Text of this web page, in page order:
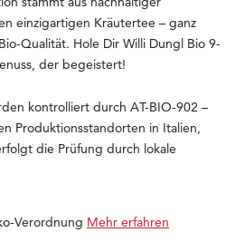
einzigartigen Kräutertee – ganz
Qualität. Hole Dir Willi Dungl Bio 9-
der begeistert!
kontrolliert durch AT-BIO-902 –
Produktionsstandorten in Italien,
die Prüfung durch lokale
Verordnung Mehr erfahren